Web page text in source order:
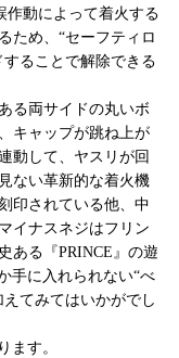
作動によって着火する
ため、“セーフティロ
ることで解除できる
る両サイドの丸いボ
キャップが跳ね上が
動して、ヤスリが回
ない革新的な着火機
印されている他、中
イナスネジはフリン
ある『PRINCE』の遊
手に入れられない“べ
てみてはいかがでし
ます。